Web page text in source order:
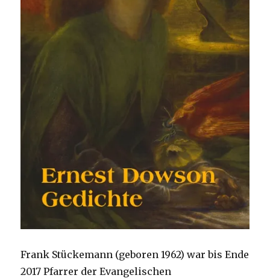
Frank Stückemann (geboren 1962) war bis Ende
2017 Pfarrer der Evangelischen